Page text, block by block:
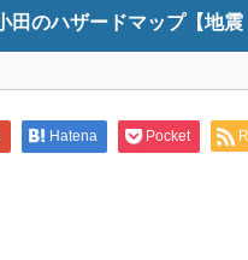
田のハザードマップ【地震
Hatena Pocket